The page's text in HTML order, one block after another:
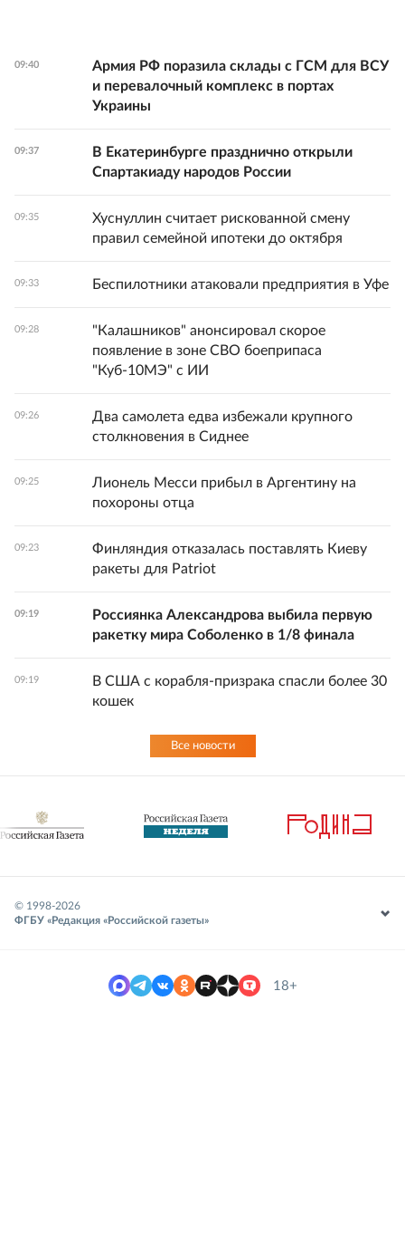
09:40
Армия РФ поразила склады с ГСМ для ВСУ
и перевалочный комплекс в портах
Украины
09:37
В Екатеринбурге празднично открыли
Спартакиаду народов России
09:35
Хуснуллин считает рискованной смену
правил семейной ипотеки до октября
09:33 Беспилотники атаковали предприятия в Уфе
09:28
"Калашников" анонсировал скорое
появление в зоне СВО боеприпаса
"Куб-10МЭ" с ИИ
09:26
Два самолета едва избежали крупного
столкновения в Сиднее
09:25
Лионель Месси прибыл в Аргентину на
похороны отца
09:23
Финляндия отказалась поставлять Киеву
ракеты для Patriot
09:19
Россиянка Александрова выбила первую
ракетку мира Соболенко в 1/8 финала
09:19
В США с корабля-призрака спасли более 30
кошек
Все новости
© 1998-2026
ФГБУ «Редакция «Российской газеты»
18+